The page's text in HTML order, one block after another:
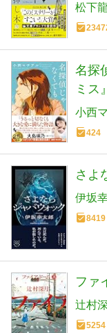
松下
名探
ミス
小西
424
さよ
伊坂
8419
ファ
辻村
5254